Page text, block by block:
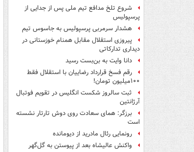
شروع تلخ مدافع تیم ملی پس از جدایی از
پرسپولیس
هشدار سرمربی پرسپولیس به جاسوس تیم
پیروزی استقلال مقابل همنام خوزستانی در
دیداری تدارکاتی
دانا وایت به بن‌بست رسید
رقم فسخ قرارداد رضاییان با استقلال فقط
۱۰۰میلیون تومان!
ثبت سالروز شکست انگلیس در تقویم فوتبال
آرژانتین
برزگر: همای سعادت روی دوش تارتار نشسته
است
رونمایی رئال مادرید از دیومانده
واکنش عالیشاه بعد از پیوستن به گل‌گهر